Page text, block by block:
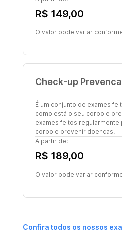
R$ 149,00
O valor pode variar
Check-up
É um conjunto de exames
como está o seu corpo e
exames feitos
corpo e prevenir doenças.
A partir de:
R$ 189,00
O valor pode variar
Confira todos os nossos